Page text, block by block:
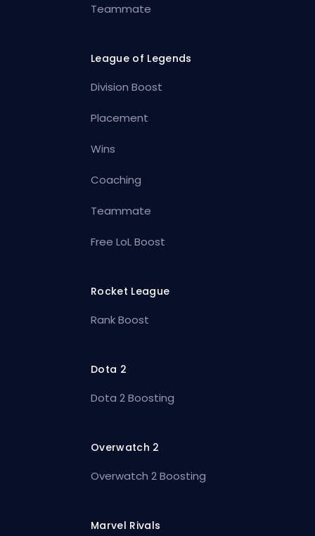
Teammate
League of Legends
Division Boost
Placement
Wins
Coaching
Teammate
Free LoL Boost
Rocket League
Rank Boost
Dota 2
Dota 2 Boosting
Overwatch 2
Overwatch 2 Boosting
Marvel Rivals